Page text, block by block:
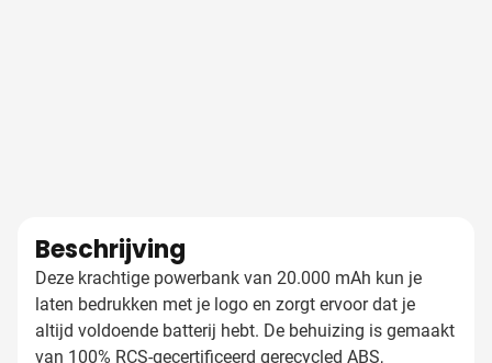
Beschrijving
Deze krachtige powerbank van 20.000 mAh kun je
laten bedrukken met je logo en zorgt ervoor dat je
altijd voldoende batterij hebt. De behuizing is gemaakt
van 100% RCS-gecertificeerd gerecycled ABS,